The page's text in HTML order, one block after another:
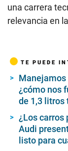
una carrera
relevancia en
TE PUEDE
Manejamos
¿cómo nos
de 1,3 litros
¿Los carros
Audi
listo para